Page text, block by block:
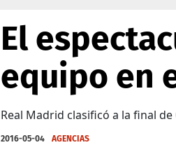
El
equipo en
Real Madrid clasificó a la final
2016-05-04 AGENCIAS